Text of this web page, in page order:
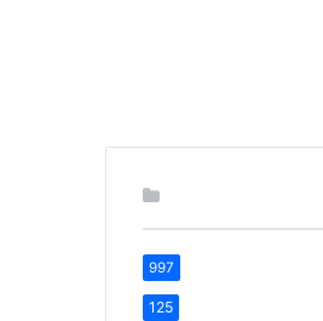
997
125